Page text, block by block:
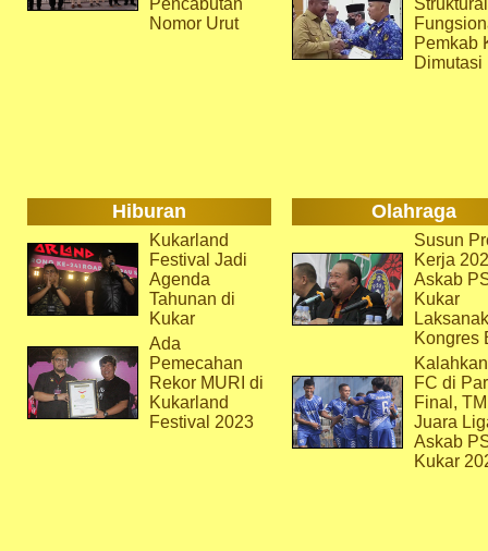
Pencabutan
Nomor Urut
Pemkab
Dimutasi
Hiburan Olahraga
Kukarland
Festival Jadi
Agenda
Tahunan di
Kukar
Ada
Pemecahan
Rekor MURI di
Kukarland
Festival 2023
Susun
Kerja
Askab
Kukar
Kongres
FC di
Final,
Juara
Askab
Kukar